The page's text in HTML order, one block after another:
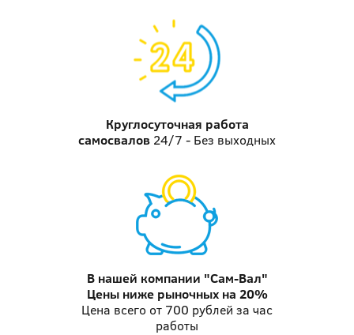
Круглосуточная работа
самосвалов 24/7 - Без выходных
В нашей компании "Сам-Вал"
Цены ниже рыночных на 20%
Цена всего от 700 рублей за час
работы